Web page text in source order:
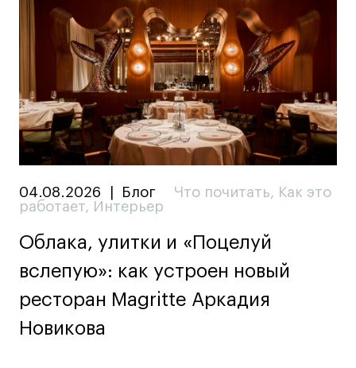
04.08.2026 Блог Что почитать, Как это
работает, Интерьер
Облака, улитки и «Поцелуй
вслепую»: как устроен новый
ресторан Magritte Аркадия
Новикова